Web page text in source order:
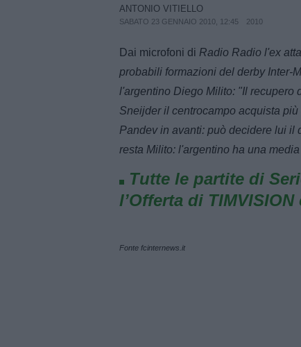
ANTONIO VITIELLO
SABATO 23 GENNAIO 2010, 12:45 2010
Dai microfoni di Radio Radio l'ex
probabili formazioni del derby Inter-
l'argentino Diego Milito: "Il recupero
Sneijder il centrocampo acquista
Pandev in avanti: può decidere lui il
resta Milito: l'argentino ha una
Tutte le partite di
l’Offerta di
Fonte fcinternews.it